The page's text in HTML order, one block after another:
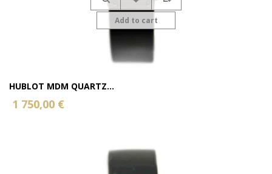
HUBLOT MDM QUARTZ...
1 750,00 €
Add to cart